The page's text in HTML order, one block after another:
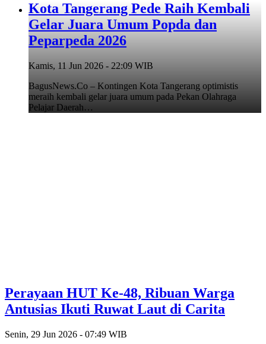
Kota Tangerang Pede Raih Kembali
Gelar Juara Umum Popda dan
Peparpeda 2026
Kamis, 11 Jun 2026 - 22:09 WIB
BagusNews.Co – Kontingen Kota Tangerang optimistis
meraih kembali gelar juara umum pada Pekan Olahraga
Pelajar Daerah…
Perayaan HUT Ke-48, Ribuan Warga
Antusias Ikuti Ruwat Laut di Carita
Senin, 29 Jun 2026 - 07:49 WIB